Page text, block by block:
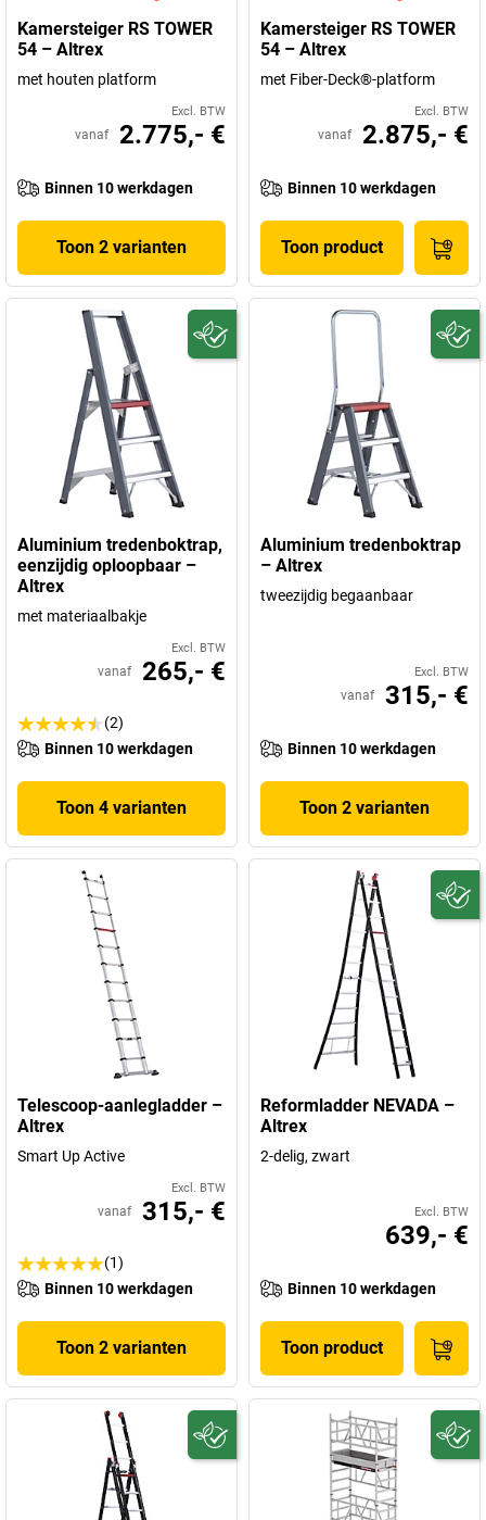
Kamersteiger RS TOWER
54 – Altrex
met houten platform
Excl. BTW
vanaf 2.775,- €
Binnen 10 werkdagen
Toon 2 varianten
Kamersteiger RS TOWER
54 – Altrex
met Fiber-Deck®-platform
Excl. BTW
vanaf 2.875,- €
Binnen 10 werkdagen
Toon product
Aluminium tredenboktrap,
eenzijdig oploopbaar –
Altrex
met materiaalbakje
Excl. BTW
vanaf 265,- €
(2)
Binnen 10 werkdagen
Toon 4 varianten
Aluminium tredenboktrap
– Altrex
tweezijdig begaanbaar
Excl. BTW
vanaf 315,- €
Binnen 10 werkdagen
Toon 2 varianten
Telescoop-aanlegladder –
Altrex
Smart Up Active
Excl. BTW
vanaf 315,- €
(1)
Binnen 10 werkdagen
Toon 2 varianten
Reformladder NEVADA –
Altrex
2-delig, zwart
Excl. BTW
639,- €
Binnen 10 werkdagen
Toon product